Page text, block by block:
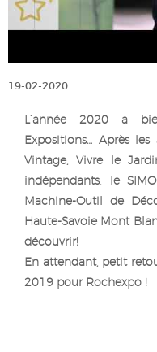
19-02-2020
L’année 2020 a
Expositions… Après
Vintage, Vivre le
indépendants, le
Machine-Outil de
Haute-Savoie Mont
découvrir!
En attendant, petit
2019 pour Rochexpo !